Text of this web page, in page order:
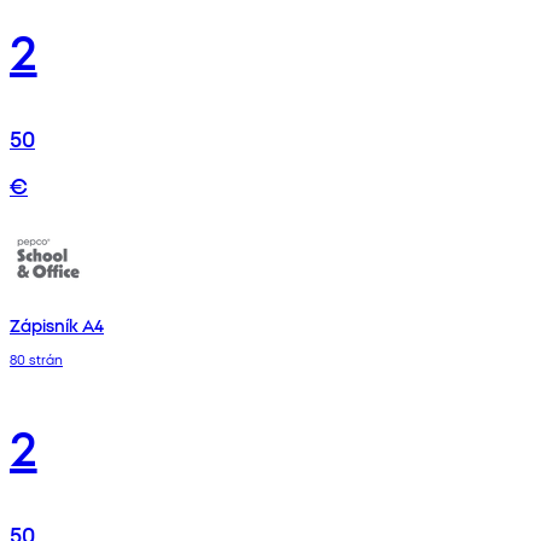
2
50
€
Zápisník A4
80 strán
2
50